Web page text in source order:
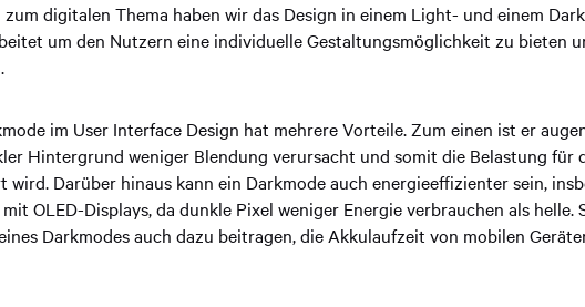
zum digitalen Thema haben wir das Design in einem Light- und einem
um den Nutzern eine individuelle Gestaltungsmöglichkeit zu bieten
im User Interface Design hat mehrere Vorteile. Zum einen ist er
Hintergrund weniger Blendung verursacht und somit die Belastung für
wird. Darüber hinaus kann ein Darkmode auch energieeffizienter sein,
OLED-Displays, da dunkle Pixel weniger Energie verbrauchen als helle.
Darkmodes auch dazu beitragen, die Akkulaufzeit von mobilen